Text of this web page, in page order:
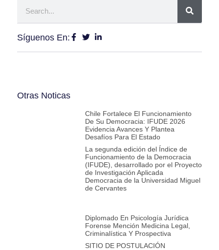
Síguenos En:
Otras Noticas
Chile Fortalece El Funcionamiento
De Su Democracia: IFUDE 2026
Evidencia Avances Y Plantea
Desafíos Para El Estado
La segunda edición del Índice de
Funcionamiento de la Democracia
(IFUDE), desarrollado por el Proyecto
de Investigación Aplicada
Democracia de la Universidad Miguel
de Cervantes
Diplomado En Psicología Jurídica
Forense Mención Medicina Legal,
Criminalística Y Prospectiva
SITIO DE POSTULACIÓN